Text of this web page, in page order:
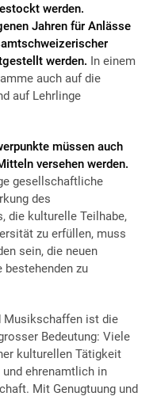
werden.
Jahren für Anlässe
werden. In einem
auch auf die
auf Lehrlinge
müssen auch
versehen werden.
gesellschaftliche
des
die kulturelle Teilhabe,
zu erfüllen, muss
sein, die neuen
bestehenden zu
Musikschaffen ist die
Bedeutung: Viele
kulturellen Tätigkeit
ehrenamtlich in
Mit Genugtuung und